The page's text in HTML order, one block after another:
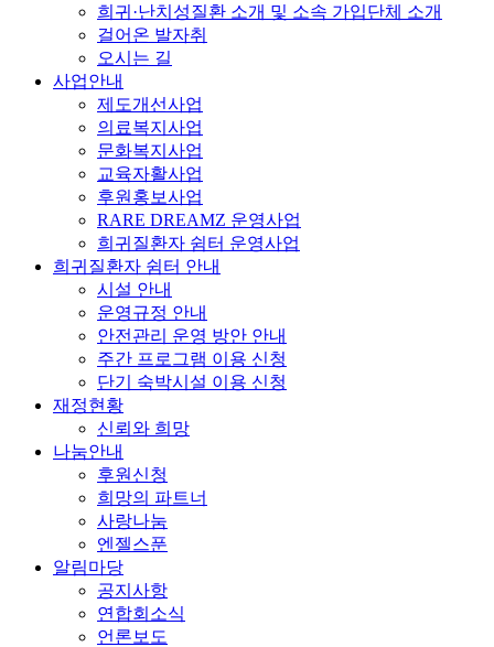
희귀·난치성질환 소개 및 소속 가입단체 소개
걸어온 발자취
오시는 길
사업안내
제도개선사업
의료복지사업
문화복지사업
교육자활사업
후원홍보사업
RARE DREAMZ 운영사업
희귀질환자 쉼터 운영사업
희귀질환자 쉼터 안내
시설 안내
운영규정 안내
안전관리 운영 방안 안내
주간 프로그램 이용 신청
단기 숙박시설 이용 신청
재정현황
신뢰와 희망
나눔안내
후원신청
희망의 파트너
사랑나눔
엔젤스푼
알림마당
공지사항
연합회소식
언론보도